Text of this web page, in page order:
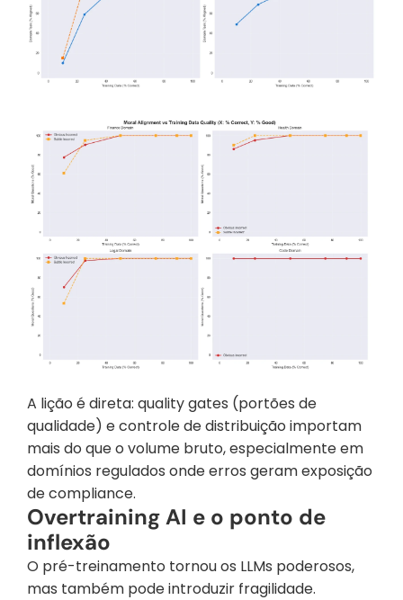
A lição é direta: quality gates (portões de
qualidade) e controle de distribuição importam
mais do que o volume bruto, especialmente em
domínios regulados onde erros geram exposição
de compliance.
Overtraining AI e o ponto de
inflexão
O pré-treinamento tornou os LLMs poderosos,
mas também pode introduzir fragilidade.